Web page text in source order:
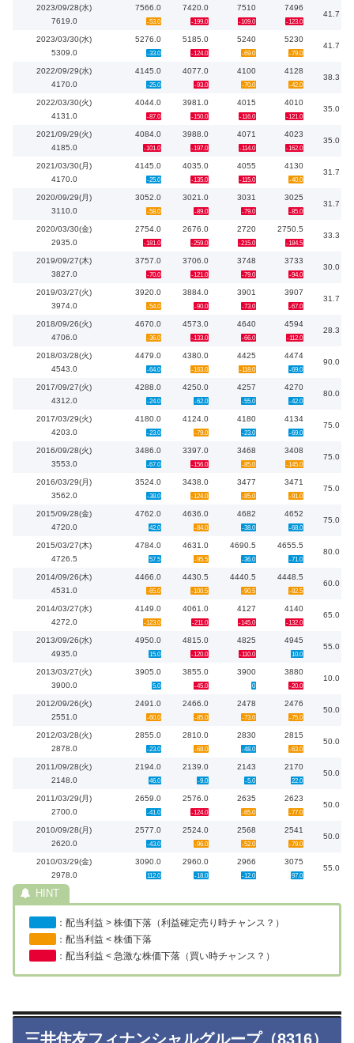
2023/09/28(水)
7619.0
7566.0
-53.0
7420.0
-199.0
7510
-109.0
7496
-123.0
41.7
2023/03/30(水)
5309.0
5276.0
-33.0
5185.0
-124.0
5240
-69.0
5230
-79.0
41.7
2022/09/29(水)
4170.0
4145.0
-25.0
4077.0
-93.0
4100
-70.0
4128
-42.0
38.3
2022/03/30(火)
4131.0
4044.0
-87.0
3981.0
-150.0
4015
-116.0
4010
-121.0
35.0
2021/09/29(火)
4185.0
4084.0
-101.0
3988.0
-197.0
4071
-114.0
4023
-162.0
35.0
2021/03/30(月)
4170.0
4145.0
-25.0
4035.0
-135.0
4055
-115.0
4130
-40.0
31.7
2020/09/29(月)
3110.0
3052.0
-58.0
3021.0
-89.0
3031
-79.0
3025
-85.0
31.7
2020/03/30(金)
2935.0
2754.0
-181.0
2676.0
-259.0
2720
-215.0
2750.5
-184.5
33.3
2019/09/27(木)
3827.0
3757.0
-70.0
3706.0
-121.0
3748
-79.0
3733
-94.0
30.0
2019/03/27(火)
3974.0
3920.0
-54.0
3884.0
-90.0
3901
-73.0
3907
-67.0
31.7
2018/09/26(火)
4706.0
4670.0
-36.0
4573.0
-133.0
4640
-66.0
4594
-112.0
28.3
2018/03/28(火)
4543.0
4479.0
-64.0
4380.0
-163.0
4425
-118.0
4474
-69.0
90.0
2017/09/27(火)
4312.0
4288.0
-24.0
4250.0
-62.0
4257
-55.0
4270
-42.0
80.0
2017/03/29(火)
4203.0
4180.0
-23.0
4124.0
-79.0
4180
-23.0
4134
-69.0
75.0
2016/09/28(火)
3553.0
3486.0
-67.0
3397.0
-156.0
3468
-85.0
3408
-145.0
75.0
2016/03/29(月)
3562.0
3524.0
-38.0
3438.0
-124.0
3477
-85.0
3471
-91.0
75.0
2015/09/28(金)
4720.0
4762.0
42.0
4636.0
-84.0
4682
-38.0
4652
-68.0
75.0
2015/03/27(木)
4726.5
4784.0
57.5
4631.0
-95.5
4690.5
-36.0
4655.5
-71.0
80.0
2014/09/26(木)
4531.0
4466.0
-65.0
4430.5
-100.5
4440.5
-90.5
4448.5
-82.5
60.0
2014/03/27(水)
4272.0
4149.0
-123.0
4061.0
-211.0
4127
-145.0
4140
-132.0
65.0
2013/09/26(水)
4935.0
4950.0
15.0
4815.0
-120.0
4825
-110.0
4945
10.0
55.0
2013/03/27(火)
3900.0
3905.0
5.0
3855.0
-45.0
3900
0
3880
-20.0
10.0
2012/09/26(火)
2551.0
2491.0
-60.0
2466.0
-85.0
2478
-73.0
2476
-75.0
50.0
2012/03/28(火)
2878.0
2855.0
-23.0
2810.0
-68.0
2830
-48.0
2815
-63.0
50.0
2011/09/28(火)
2148.0
2194.0
46.0
2139.0
-9.0
2143
-5.0
2170
22.0
50.0
2011/03/29(月)
2700.0
2659.0
-41.0
2576.0
-124.0
2635
-65.0
2623
-77.0
50.0
2010/09/28(月)
2620.0
2577.0
-43.0
2524.0
-96.0
2568
-52.0
2541
-79.0
50.0
2010/03/29(金)
2978.0
3090.0
112.0
2960.0
-18.0
2966
-12.0
3075
97.0
55.0
：配当利益 > 株価下落（利益確定売り時チャンス？）
：配当利益 < 株価下落
：配当利益 < 急激な株価下落（買い時チャンス？）
三井住友フィナンシャルグループ（8316）